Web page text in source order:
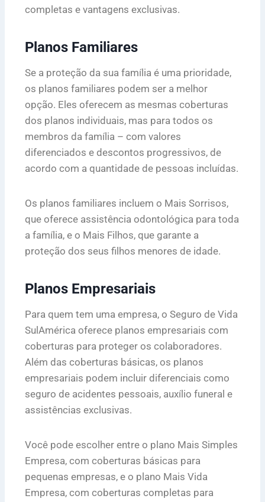
completas e vantagens exclusivas.
Planos Familiares
Se a proteção da sua família é uma prioridade,
os planos familiares podem ser a melhor
opção. Eles oferecem as mesmas coberturas
dos planos individuais, mas para todos os
membros da família – com valores
diferenciados e descontos progressivos, de
acordo com a quantidade de pessoas incluídas.
Os planos familiares incluem o Mais Sorrisos,
que oferece assistência odontológica para toda
a família, e o Mais Filhos, que garante a
proteção dos seus filhos menores de idade.
Planos Empresariais
Para quem tem uma empresa, o Seguro de Vida
SulAmérica oferece planos empresariais com
coberturas para proteger os colaboradores.
Além das coberturas básicas, os planos
empresariais podem incluir diferenciais como
seguro de acidentes pessoais, auxílio funeral e
assistências exclusivas.
Você pode escolher entre o plano Mais Simples
Empresa, com coberturas básicas para
pequenas empresas, e o plano Mais Vida
Empresa, com coberturas completas para